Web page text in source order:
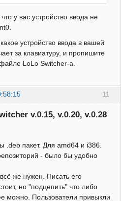
у вас устройство ввода не
устройство ввода в вашей
за клавиатуру, и пропишите
LoLo Switcher-а.
11
v.0.15, v.0.20, v.0.28
.deb пакет. Для amd64 и i386.
- было бы удобно
же нужен. Писать его
но "подцепить" что либо
можно. Пользователи привыкли